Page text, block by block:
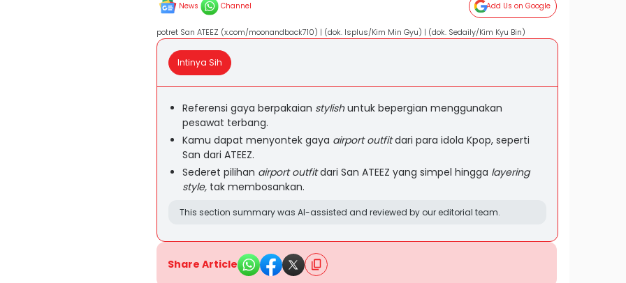
News Channel Add Us on Google
potret San ATEEZ (x.com/moonandback710) | (dok. Isplus/Kim Min Gyu) | (dok. Sedaily/Kim Kyu Bin)
Intinya Sih
Referensi gaya berpakaian stylishuntuk bepergian menggunakan
pesawat terbang.
Kamu dapat menyontek gaya airport outfitdari para idola Kpop, seperti
San dari ATEEZ.
Sederet pilihan airport outfitdari San ATEEZ yang simpel hingga layering
style, tak membosankan.
This section summary was AI-assisted and reviewed by our editorial team.
Share Article